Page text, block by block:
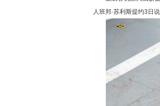
人班邦·苏利斯提约3日